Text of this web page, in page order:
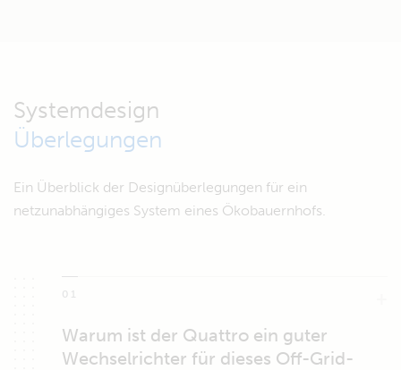
Systemdesign
Überlegungen
Ein Überblick der Designüberlegungen für ein
netzunabhängiges System eines Ökobauernhofs.
01
Warum ist der Quattro ein guter
Wechselrichter für dieses Off-Grid-